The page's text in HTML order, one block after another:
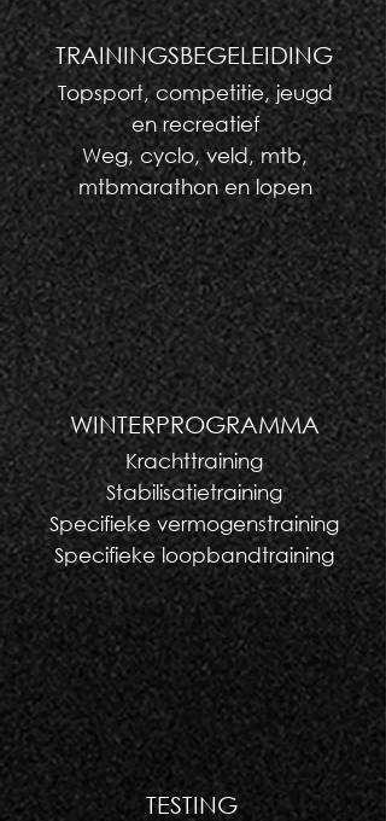
TRAININGSBEGELEIDING
Topsport, competitie, jeugd
en recreatief
Weg, cyclo, veld, mtb,
mtbmarathon en lopen
WINTERPROGRAMMA
Krachttraining
Stabilisatietraining
Specifieke vermogenstraining
Specifieke loopbandtraining
TESTING